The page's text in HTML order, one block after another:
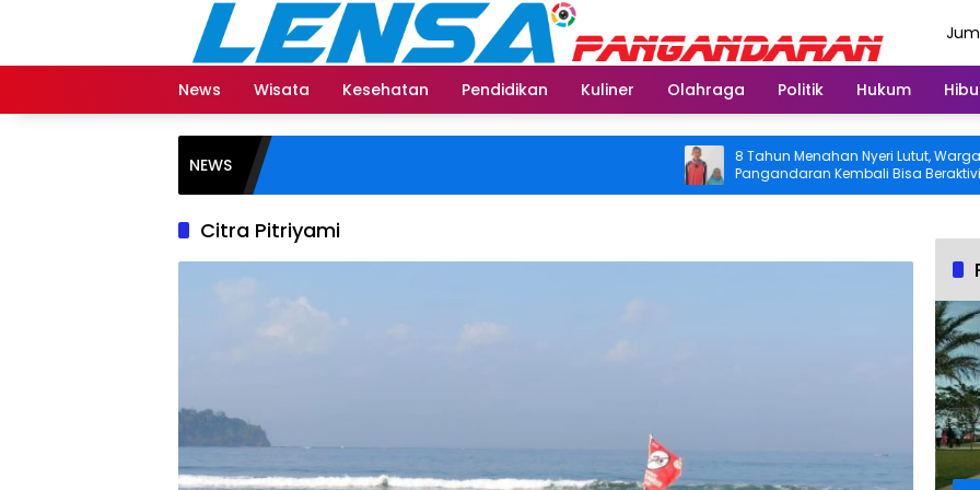
News
Wisata Kesehatan Pendidikan Kuliner Olahraga Politik Hukum
NEWS
8 Tahun Menahan Nyeri Lutut, Warga
Pangandaran Kembali Bisa Beraktivitas
Usai Operasi Gratis Ditanggung BPJS
Citra Pitriyami